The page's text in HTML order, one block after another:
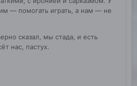
— помогать играть, а нам — не
сказал, мы стада, и есть
нас, пастух.